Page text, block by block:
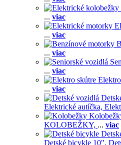
... viac
... viac
... viac
... viac
... viac
Elektrické autíčka,
KOLOBEŽKY, ... viac
Detské bicykle 10",